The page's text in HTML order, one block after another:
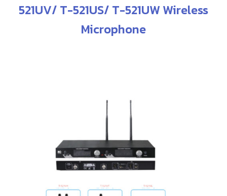
521UV/ T-521US/ T-521UW Wireless
Microphone